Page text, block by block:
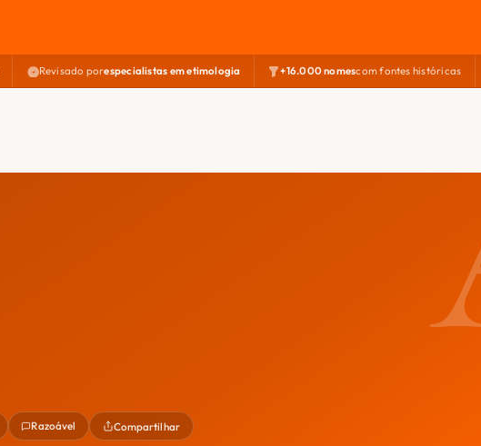
Revisado porespecialistas em etimologia +16.000 nomescom fontes históricas
Razoável Compartilhar